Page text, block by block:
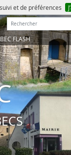
et de préférences
Rechercher :
FLASH